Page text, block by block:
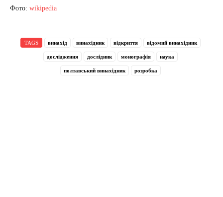
Фото: wikipedia
TAGS винахід винахідник відкриття відомий винахідник
дослідження дослідник монографія наука
полтавський винахідник розробка